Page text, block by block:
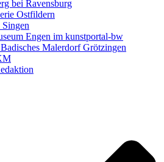
bei Ravensburg
Ostfildern
Engen im kunstportal-bw
Malerdorf Grötzingen